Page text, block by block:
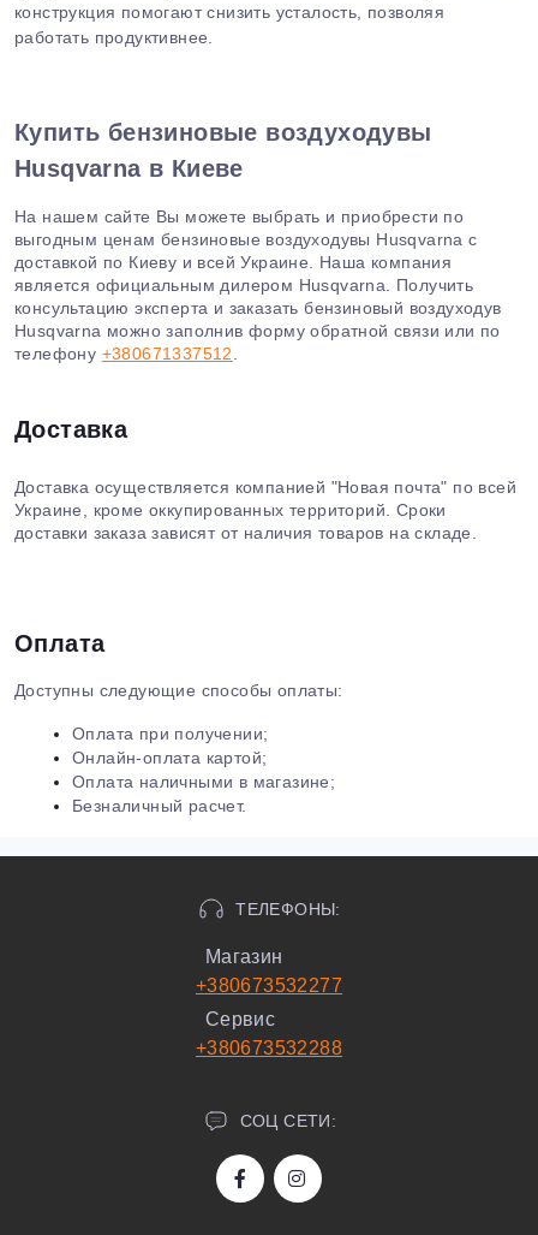
конструкция помогают снизить усталость, позволяя
работать продуктивнее.
Купить бензиновые воздуходувы
Husqvarna в Киеве
На нашем сайте Вы можете выбрать и приобрести по
выгодным ценам бензиновые воздуходувы Husqvarna с
доставкой по Киеву и всей Украине. Наша компания
является официальным дилером Husqvarna. Получить
консультацию эксперта и заказать бензиновый воздуходув
Husqvarna можно заполнив форму обратной связи или по
телефону +380671337512
Доставка
Доставка осуществляется компанией "Новая почта" по всей
Украине, кроме оккупированных территорий. Сроки
доставки заказа зависят от наличия товаров на складе.
Оплата
Доступны следующие способы оплаты:
Оплата при получении;
Онлайн-оплата картой;
Оплата наличными в магазине;
Безналичный расчет.
ТЕЛЕФОНЫ:
Магазин
+380673532277
Сервис
+380673532288
СОЦ СЕТИ: